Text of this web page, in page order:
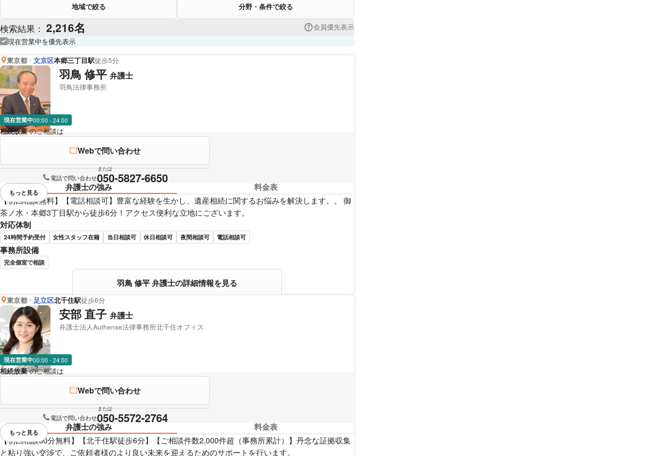
地域で絞る 分野・条件で絞る
検索結果： 2,216名
会員優先表示
現在営業中を優先表示
東京都 文京区本郷三丁目駅徒歩5分
羽鳥 修平 弁護士
羽鳥法律事務所
現在営業中00:00 - 24:00
相続放棄 のご相談は
Webで問い合わせ
または
電話で問い合わせ050-5827-6650
弁護士の強み
料金表
【初回相談無料】【電話相談可】豊富な経験を生かし、遺産相続に関するお悩みを解決します。。 御
茶ノ水・本郷3丁目駅から徒歩6分！アクセス便利な立地にございます。
対応体制
24時間予約受付 女性スタッフ在籍 当日相談可 休日相談可 夜間相談可 電話相談可
事務所設備
完全個室で相談
羽鳥 修平 弁護士の詳細情報を見る
視覚的に省略されている要素を
もっと見る
東京都 足立区北千住駅徒歩6分
安部 直子 弁護士
弁護士法人Authense法律事務所北千住オフィス
現在営業中00:00 - 24:00
相続放棄 のご相談は
Webで問い合わせ
または
電話で問い合わせ050-5572-2764
弁護士の強み
料金表
【初回相談60分無料】【北千住駅徒歩6分】【ご相談件数2,000件超（事務所累計）】丹念な証拠収集
と粘り強い交渉で、ご依頼者様のより良い未来を迎えるためのサポートを行います。
視覚的に省略されている要素を
もっと見る